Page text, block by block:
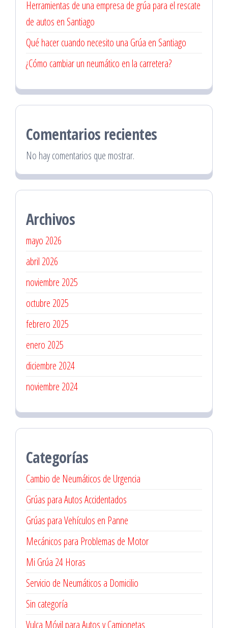
Herramientas de una empresa de grúa para el rescate
de autos en Santiago
Qué hacer cuando necesito una Grúa en Santiago
¿Cómo cambiar un neumático en la carretera?
Comentarios recientes
No hay comentarios que mostrar.
Archivos
mayo 2026
abril 2026
noviembre 2025
octubre 2025
febrero 2025
enero 2025
diciembre 2024
noviembre 2024
Categorías
Cambio de Neumáticos de Urgencia
Grúas para Autos Accidentados
Grúas para Vehículos en Panne
Mecánicos para Problemas de Motor
Mi Grúa 24 Horas
Servicio de Neumáticos a Domicilio
Sin categoría
Vulca Móvil para Autos y Camionetas